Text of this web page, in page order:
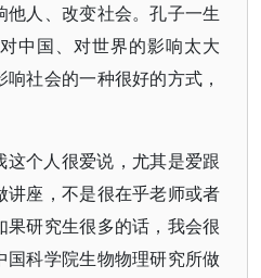
人、改变社会。孔子一生
中国、对世界的影响太大
社会的一种很好的方式，
这个人很爱说，尤其是爱跟
座，不是很在乎老师或者
果研究生很多的话，我会很
科学院生物物理研究所做